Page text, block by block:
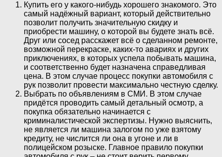
Купить его у какого-нибудь хорошего знакомого. Это
самый надёжный вариант, который действительно
позволит получить значительную скидку и
приобрести машину, о которой вы будете знать всё.
Друг или сосед расскажет всё о сделанном ремонте,
возможной перекраске, каких-то авариях и других
приключениях, в которых успела побывать машина,
и соответственно будет назначена справедливая
цена. В этом случае процесс покупки автомобиля с
рук позволит провести максимально честную сделку.
Выбрать по объявлениям в СМИ. В этом случае
придётся проводить самый детальный осмотр, а
покупка обязательно начинается с
криминалистической экспертизы. Нужно выяснить,
не является ли машина залогом по уже взятому
кредиту, не числится ли она в угоне и ли в
полицейском розыске. Главное правило покупки